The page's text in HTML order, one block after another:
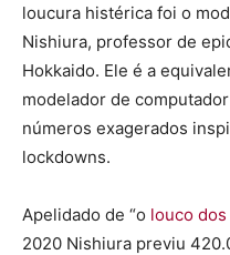
loucura histérica foi o
Nishiura, professor de
Hokkaido. Ele é a
modelador de
números exagerados
lockdowns.
Apelidado de “o louco
2020 Nishiura previu